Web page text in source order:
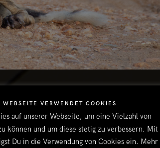
Corona-Virus noch keine Rede. Noch!
ersten Wildtiere in dem mit 20.000 km²
Raubtiere und wir sind begeistert, als wir
WEBSEITE VERWENDET COOKIES
auf unserer Webseite, um eine Vielzahl von
können und um diese stetig zu verbessern. Mit
Du in die Verwendung von Cookies ein. Mehr